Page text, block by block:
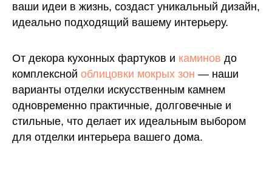
ваши идеи в жизнь, создаст уникальный дизайн,
идеально подходящий вашему интерьеру.
От декора кухонных фартуков и каминов до
комплексной облицовки мокрых зон — наши
варианты отделки искусственным камнем
одновременно практичные, долговечные и
стильные, что делает их идеальным выбором
для отделки интерьера вашего дома.